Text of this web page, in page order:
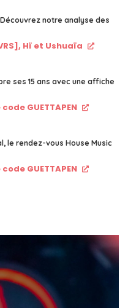
notre analyse des
Hï et Ushuaïa
ses 15 ans avec une affiche
GUETTAPEN
le rendez-vous House Music
GUETTAPEN